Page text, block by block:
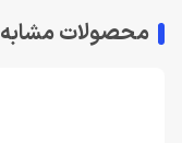
محصولات مشابه